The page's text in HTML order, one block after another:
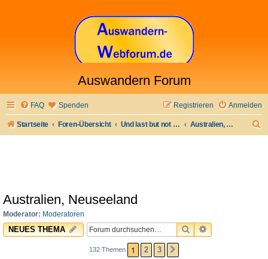
Auswandern Forum
FAQ Spenden Anmelden
Registrieren
Startseite Foren-Übersicht Und last but not least Australien, Neuseeland
Australien, Neuseeland
Moderator: Moderatoren
NEUES THEMA SUCHEERWEITERTE
132 Themen 1 2 3